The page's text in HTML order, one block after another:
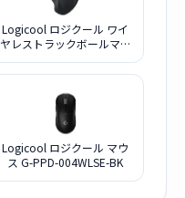
Logicool ロジクール ワイ
ヤレストラックボールマウ
Logicool ロジクール マウ
ス G-PPD-004WLSE-BK